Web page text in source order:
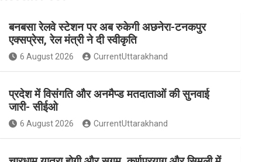
e
b
o
o
t
a
r
t
e
e
t
t
r
u
e
बनबसा रेलवे स्टेशन पर अब रुकेगी अछनेरा-टनकपुर
एक्सप्रेस, रेल मंत्री ने दी स्वीकृति
6 August 2026 CurrentUttarakhand
प्रदेश में विसंगति और अनमैप्ड मतदाताओं की सुनवाई
जारी- सीईओ
6 August 2026 CurrentUttarakhand